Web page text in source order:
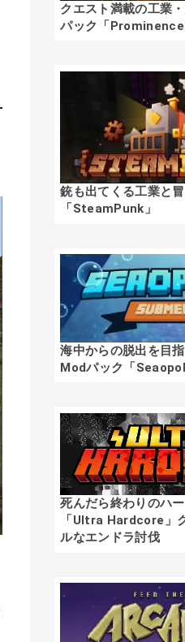
クエスト満載の工業
パック「Prominence
銃も出てくる工業と
「SteamPunk」
海中からの脱出を目
Modパック「
死んだら終わりのハ
「Ultra Hardcore」
ルなエンドラ討伐